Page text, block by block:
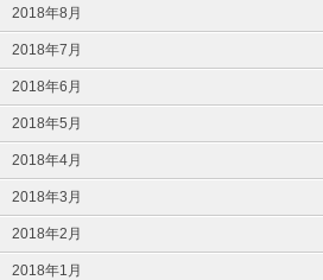
2018年8月
2018年7月
2018年6月
2018年5月
2018年4月
2018年3月
2018年2月
2018年1月